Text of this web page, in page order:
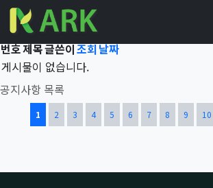
Total 43,377건1 페이지
공지사항 목록
번호제목글쓴이조회날짜
게시물이 없습니다.
열린
1 페이지
2
페이지3페이지4
페이지5페이지6
페이지7
페이지8
페이지9
페이지10
페